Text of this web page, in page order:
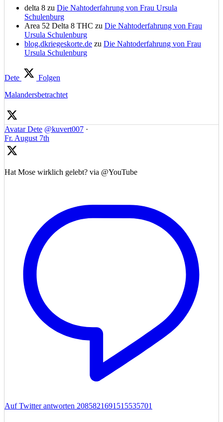
delta 8 zu Die Nahtoderfahrung von Frau Ursula
Schulenburg
Area 52 Delta 8 THC zu Die Nahtoderfahrung von Frau
Ursula Schulenburg
blog.dkriegeskorte.de zu Die Nahtoderfahrung von Frau
Ursula Schulenburg
Dete
Folgen
Malandersbetrachtet
Avatar Dete @kuvert007 ·
Fr. August 7th
Hat Mose wirklich gelebt? via @YouTube
Auf Twitter antworten 2085821691515535701